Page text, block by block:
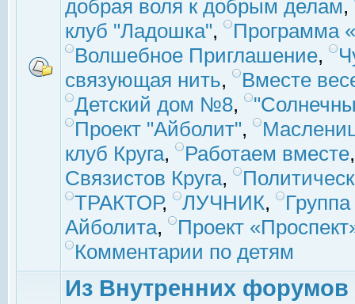
добрая воля к добрым делам,
клуб "Ладошка",
Программа
Волшебное Приглашение,
связующая нить,
Вместе
Детский дом №8,
Проект "Айболит",
клуб Круга, Работаем вместе
Связистов Круга,
ТРАКТОР, ЛУЧНИК,
Айболита,
Проект
Комментарии по детям
Из Внутренних форумов